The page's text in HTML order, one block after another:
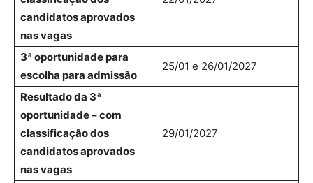
candidatos aprovados
nas vagas
3ª oportunidade para
escolha para admissão
25/01 e 26/01/2027
Resultado da 3ª
oportunidade – com
classificação dos
candidatos aprovados
nas vagas
29/01/2027